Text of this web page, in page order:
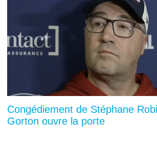
Congédiement de Stéphane
Gorton ouvre la porte